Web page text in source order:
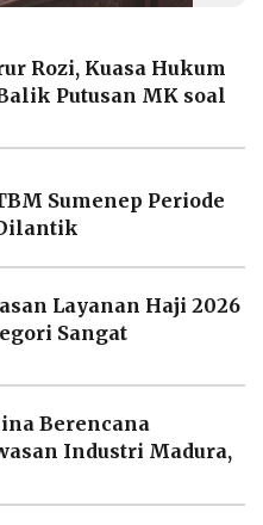
Rozi, Kuasa Hukum
Putusan MK soal
Sumenep Periode
Layanan Haji 2026
Sangat
Berencana
Industri Madura,